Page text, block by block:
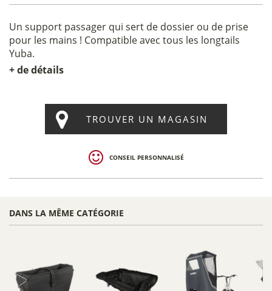
Un support passager qui sert de dossier ou de prise
pour les mains ! Compatible avec tous les longtails
Yuba.
+ de détails
TROUVER UN MAGASIN
CONSEIL PERSONNALISÉ
DANS LA MÊME CATÉGORIE